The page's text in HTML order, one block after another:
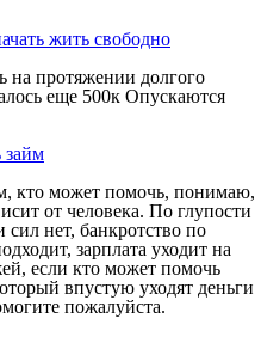
жить свободно
на протяжении долгого
еще 500к Опускаются
займ
кто может помочь, понимаю,
от человека. По глупости
сил нет, банкротство по
зарплата уходит на
если кто может помочь
впустую уходят деньги
пожалуйста.